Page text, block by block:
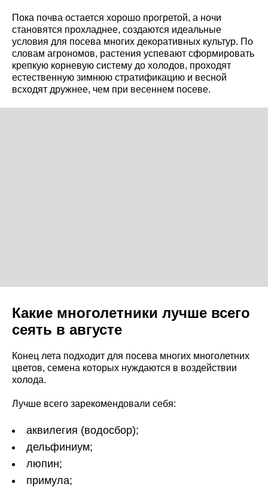
Пока почва остается хорошо прогретой, а ночи
становятся прохладнее, создаются идеальные
условия для посева многих декоративных культур. По
словам агрономов, растения успевают сформировать
крепкую корневую систему до холодов, проходят
естественную зимнюю стратификацию и весной
всходят дружнее, чем при весеннем посеве.
Какие многолетники лучше всего
сеять в августе
Конец лета подходит для посева многих многолетних
цветов, семена которых нуждаются в воздействии
холода.
Лучше всего зарекомендовали себя:
аквилегия (водосбор);
дельфиниум;
люпин;
примула;